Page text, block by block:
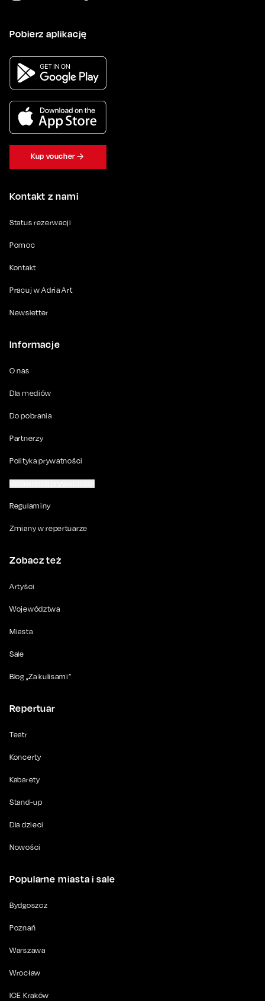
Kontakt z nami
Status rezerwacji
Pomoc
Kontakt
Pracuj w Adria Art
Newsletter
Informacje
O nas
Dla mediów
Do pobrania
Partnerzy
Polityka prywatności
Regulaminy
Zmiany w repertuarze
Zobacz też
Artyści
Województwa
Miasta
Sale
Blog „Za kulisami”
Repertuar
Teatr
Koncerty
Kabarety
Stand-up
Dla dzieci
Nowości
Popularne miasta i sale
Bydgoszcz
Poznań
Warszawa
Wrocław
ICE Kraków
Pobierz aplikację
Kup voucher